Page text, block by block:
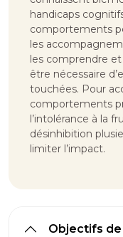
handicaps
comportements
les
les comprendre
être nécessaire
touchées. Pour
comportements
l’intolérance à la
désinhibition
limiter l’impact.
Objectifs